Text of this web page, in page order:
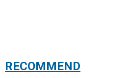
RECOMMEND